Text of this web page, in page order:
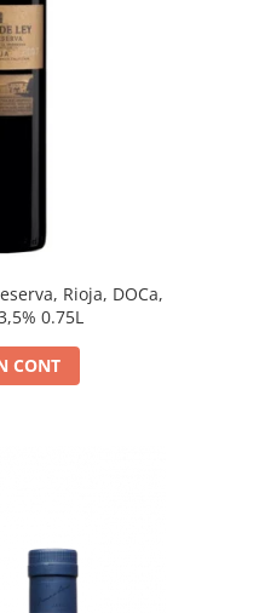
Rioja, DOCa,
Dry, Red, 13,5% 0.75L
CONT